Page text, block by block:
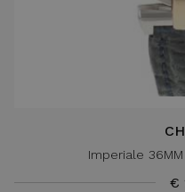
Imperiale
€